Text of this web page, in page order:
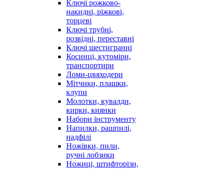
Ключі рожково-
накидні, ріжкові,
торцеві
Ключі трубні,
розвідні, переставні
Ключі шестигранні
Косинці, кутоміри,
транспортири
Ломи-цвяходери
Мітчики, плашки,
клупи
Молотки, кувалди,
кирки, киянки
Набори інструменту
Напилки, рашпилі,
надфілі
Ножівки, пили,
ручні лобзики
Ножиці, штифторізи,